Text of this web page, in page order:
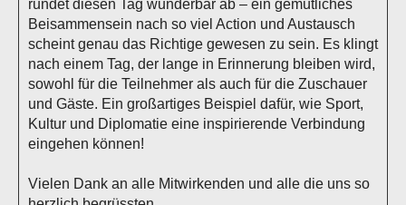
rundet diesen Tag wunderbar ab – ein gemütliches
Beisammensein nach so viel Action und Austausch
scheint genau das Richtige gewesen zu sein. Es klingt
nach einem Tag, der lange in Erinnerung bleiben wird,
sowohl für die Teilnehmer als auch für die Zuschauer
und Gäste. Ein großartiges Beispiel dafür, wie Sport,
Kultur und Diplomatie eine inspirierende Verbindung
eingehen können!
Vielen Dank an alle Mitwirkenden und alle die uns so